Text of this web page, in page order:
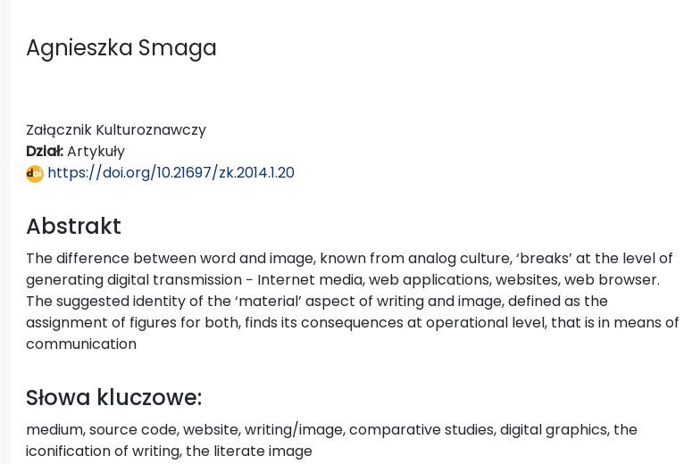
Agnieszka Smaga
Załącznik Kulturoznawczy
Dział:Artykuły
https://doi.org/10.21697/zk.2014.1.20
Abstrakt
The difference between word and image, known from analog culture, ‘breaks’ at the level of
generating digital transmission − Internet media, web applications, websites, web browser.
The suggested identity of the ‘material’ aspect of writing and image, defined as the
assignment of figures for both, finds its consequences at operational level, that is in means of
communication
Słowa kluczowe:
medium, source code, website, writing/image, comparative studies, digital graphics, the
iconification of writing, the literate image